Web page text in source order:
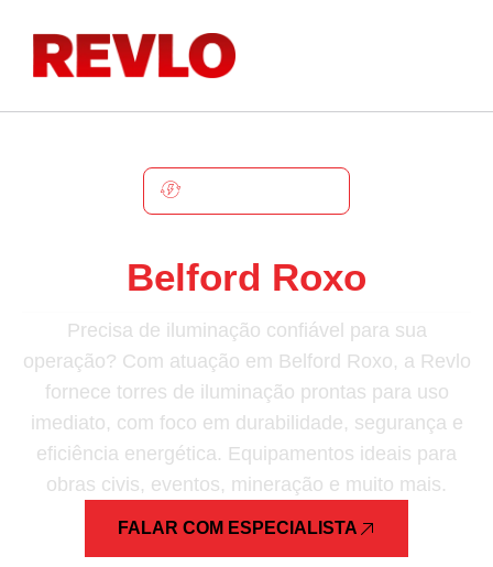
Belford Roxo
Precisa de iluminação confiável para sua
operação? Com atuação em Belford Roxo, a Revlo
fornece torres de iluminação prontas para uso
imediato, com foco em durabilidade, segurança e
eficiência energética. Equipamentos ideais para
obras civis, eventos, mineração e muito mais.
FALAR COM ESPECIALISTA